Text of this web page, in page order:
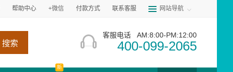
帮助中心 +微信 付款方式 联系客服 网站导航
搜索
客服电话 AM:8:00-PM:12:00
400-099-2065
新